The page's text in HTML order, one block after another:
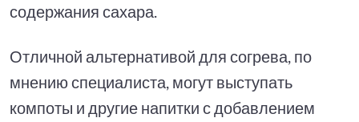
содержания сахара.
Отличной альтернативой для согрева, по
мнению специалиста, могут выступать
компоты и другие напитки с добавлением